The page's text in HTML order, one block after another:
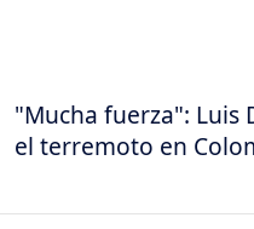
"Mucha fuerza": Luis
el terremoto en